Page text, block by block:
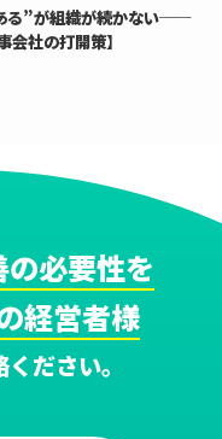
る”が組織が続かない──
会社の打開策】
必要性を
経営者様
ださい。